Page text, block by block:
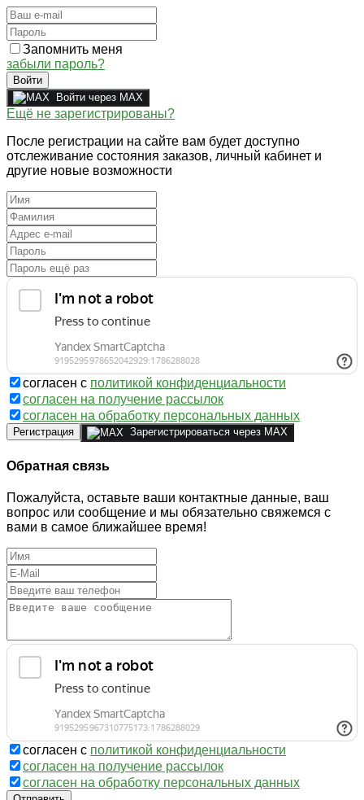
Запомнить меня
забыли пароль?
Войти
Войти через MAX
Ещё не зарегистрированы?
После регистрации на сайте вам будет доступно
отслеживание состояния заказов, личный кабинет и
другие новые возможности
согласен с политикой конфиденциальности
согласен на получение рассылок
согласен на обработку персональных данных
Регистрация Зарегистрироваться через MAX
Обратная связь
Пожалуйста, оставьте ваши контактные данные, ваш
вопрос или сообщение и мы обязательно свяжемся с
вами в самое ближайшее время!
согласен с политикой конфиденциальности
согласен на получение рассылок
согласен на обработку персональных данных